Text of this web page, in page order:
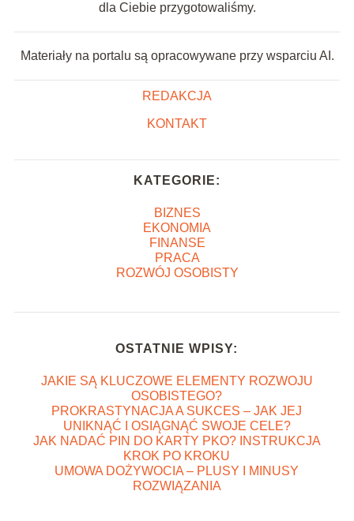
dla Ciebie przygotowaliśmy.
Materiały na portalu są opracowywane przy wsparciu AI.
REDAKCJA
KONTAKT
KATEGORIE:
BIZNES
EKONOMIA
FINANSE
PRACA
ROZWÓJ OSOBISTY
OSTATNIE WPISY:
JAKIE SĄ KLUCZOWE ELEMENTY ROZWOJU
OSOBISTEGO?
PROKRASTYNACJA A SUKCES – JAK JEJ
UNIKNĄĆ I OSIĄGNĄĆ SWOJE CELE?
JAK NADAĆ PIN DO KARTY PKO? INSTRUKCJA
KROK PO KROKU
UMOWA DOŻYWOCIA – PLUSY I MINUSY
ROZWIĄZANIA